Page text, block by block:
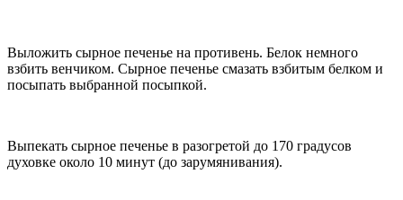
Выложить сырное печенье на противень. Белок немного
взбить венчиком. Сырное печенье смазать взбитым белком и
посыпать выбранной посыпкой.
Выпекать сырное печенье в разогретой до 170 градусов
духовке около 10 минут (до зарумянивания).